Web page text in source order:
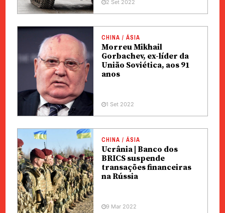
2 Set 2022
CHINA / ÁSIA
Morreu Mikhail
Gorbachev, ex-líder da
União Soviética, aos 91
anos
1 Set 2022
CHINA / ÁSIA
Ucrânia | Banco dos
BRICS suspende
transações financeiras
na Rússia
9 Mar 2022